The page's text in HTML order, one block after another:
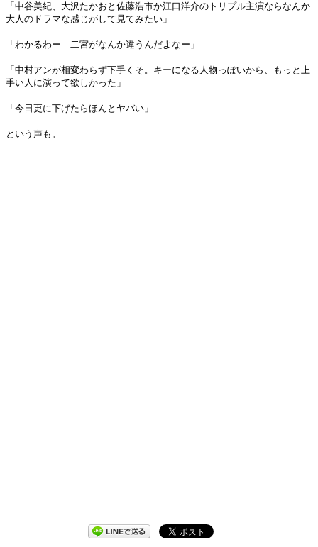
「中谷美紀、大沢たかおと佐藤浩市か江口洋介のトリプル主演ならなんか
大人のドラマな感じがして見てみたい」
「わかるわー 二宮がなんか違うんだよなー」
「中村アンが相変わらず下手くそ。キーになる人物っぽいから、もっと上
手い人に演って欲しかった」
「今日更に下げたらほんとヤバい」
という声も。